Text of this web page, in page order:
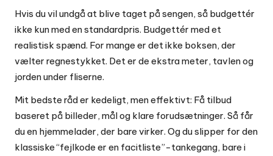
Hvis du vil undgå at blive taget på sengen, så budgettér
ikke kun med en standardpris. Budgettér med et
realistisk spænd. For mange er det ikke boksen, der
vælter regnestykket. Det er de ekstra meter, tavlen og
jorden under fliserne.
Mit bedste råd er kedeligt, men effektivt: Få tilbud
baseret på billeder, mål og klare forudsætninger. Så får
du en hjemmelader, der bare virker. Og du slipper for den
klassiske “fejlkode er en facitliste”-tankegang, bare i